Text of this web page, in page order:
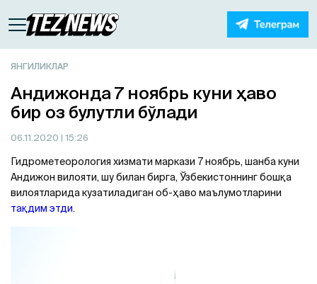
ЯНГИЛИКЛАР
Андижонда 7 ноябрь куни ҳаво
бир оз булутли бўлади
06.11.2020 | 15:26
Гидрометеорология хизмати маркази 7 ноябрь, шанба куни
Андижон вилояти, шу билан бирга, Ўзбекистоннинг бошқа
вилоятларида кузатиладиган об-ҳаво маълумотларини
тақдим этди.